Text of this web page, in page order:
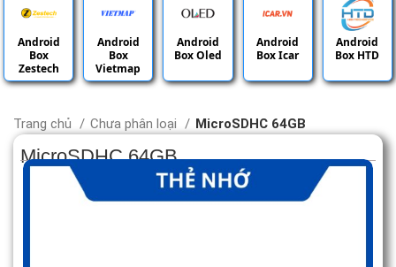
Android
Box
Zestech
Android
Box
Vietmap
Android
Box Oled
Android
Box Icar
Android
Box HTD
Trang chủ Chưa phân loại MicroSDHC 64GB
MicroSDHC 64GB